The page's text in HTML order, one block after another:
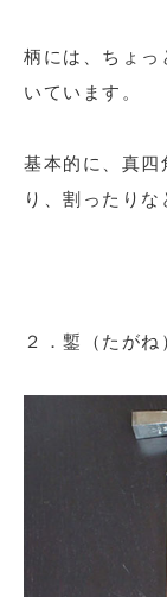
柄には、ちょっ
いています。
基本的に、真四
り、割ったりな
２．鏨（たがね